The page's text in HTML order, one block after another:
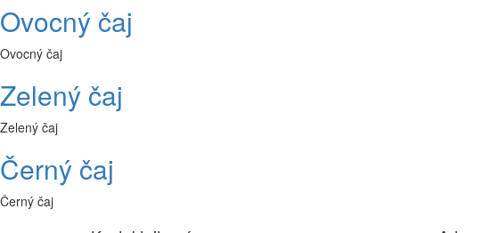
Ovocný čaj
Ovocný čaj
Zelený čaj
Zelený čaj
Černý čaj
Černý čaj